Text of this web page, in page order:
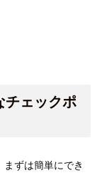
チェックポ
ずは簡単にでき